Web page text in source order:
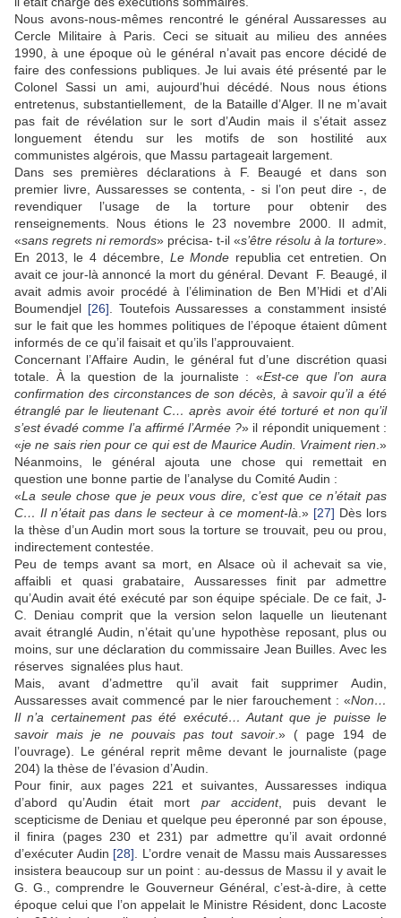
Nous avons-nous-mêmes rencontré le général Aussaresses au
Cercle Militaire à Paris. Ceci se situait au milieu des années
1990, à une époque où le général n’avait pas encore décidé de
faire des confessions publiques. Je lui avais été présenté par le
Colonel Sassi un ami, aujourd’hui décédé. Nous nous étions
entretenus, substantiellement, de la Bataille d’Alger. Il ne m’avait
pas fait de révélation sur le sort d’Audin mais il s’était assez
longuement étendu sur les motifs de son hostilité aux
communistes algérois, que Massu partageait largement.
Dans ses premières déclarations à F. Beaugé et dans son
premier livre, Aussaresses se contenta, - si l’on peut dire -, de
revendiquer l’usage de la torture pour obtenir des
renseignements. Nous étions le 23 novembre 2000. Il admit,
«sans regrets ni remords» précisa- t-il «s’être résolu à la torture».
En 2013, le 4 décembre, Le Monde republia cet entretien. On
avait ce jour-là annoncé la mort du général. Devant F. Beaugé, il
avait admis avoir procédé à l’élimination de Ben M’Hidi et d’Ali
Boumendjel [26] . Toutefois Aussaresses a constamment insisté
sur le fait que les hommes politiques de l’époque étaient dûment
informés de ce qu’il faisait et qu’ils l’approuvaient.
Concernant l’Affaire Audin, le général fut d’une discrétion quasi
totale. À la question de la journaliste : «Est-ce que l’on aura
confirmation des circonstances de son décès, à savoir qu’il a été
étranglé par le lieutenant C… après avoir été torturé et non qu’il
s’est évadé comme l’a affirmé l’Armée ?» il répondit uniquement :
«je ne sais rien pour ce qui est de Maurice Audin. Vraiment rien .»
Néanmoins, le général ajouta une chose qui remettait en
question une bonne partie de l’analyse du Comité Audin :
«La seule chose que je peux vous dire, c’est que ce n’était pas
C… Il n’était pas dans le secteur à ce moment-là .» [27] Dès lors
la thèse d’un Audin mort sous la torture se trouvait, peu ou prou,
indirectement contestée.
Peu de temps avant sa mort, en Alsace où il achevait sa vie,
affaibli et quasi grabataire, Aussaresses finit par admettre
qu’Audin avait été exécuté par son équipe spéciale. De ce fait, J-
C. Deniau comprit que la version selon laquelle un lieutenant
avait étranglé Audin, n’était qu’une hypothèse reposant, plus ou
moins, sur une déclaration du commissaire Jean Builles. Avec les
réserves signalées plus haut.
Mais, avant d’admettre qu’il avait fait supprimer Audin,
Aussaresses avait commencé par le nier farouchement : «Non…
Il n’a certainement pas été exécuté… Autant que je puisse le
savoir mais je ne pouvais pas tout savoir .» ( page 194 de
l’ouvrage). Le général reprit même devant le journaliste (page
204) la thèse de l’évasion d’Audin.
Pour finir, aux pages 221 et suivantes, Aussaresses indiqua
d’abord qu’Audin était mort par accident, puis devant le
scepticisme de Deniau et quelque peu éperonné par son épouse,
il finira (pages 230 et 231) par admettre qu’il avait ordonné
d’exécuter Audin [28] . L’ordre venait de Massu mais Aussaresses
insistera beaucoup sur un point : au-dessus de Massu il y avait le
G. G., comprendre le Gouverneur Général, c’est-à-dire, à cette
époque celui que l’on appelait le Ministre Résident, donc Lacoste